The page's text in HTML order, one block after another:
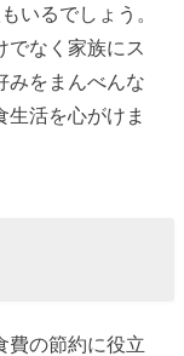
いるでしょう。
でなく家族にス
みをまんべんな
生活を心がけま
費の節約に役立